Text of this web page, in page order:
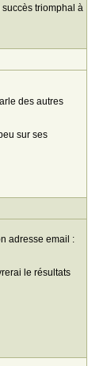
triomphal à
des autres
sur ses
adresse email :
le résultats